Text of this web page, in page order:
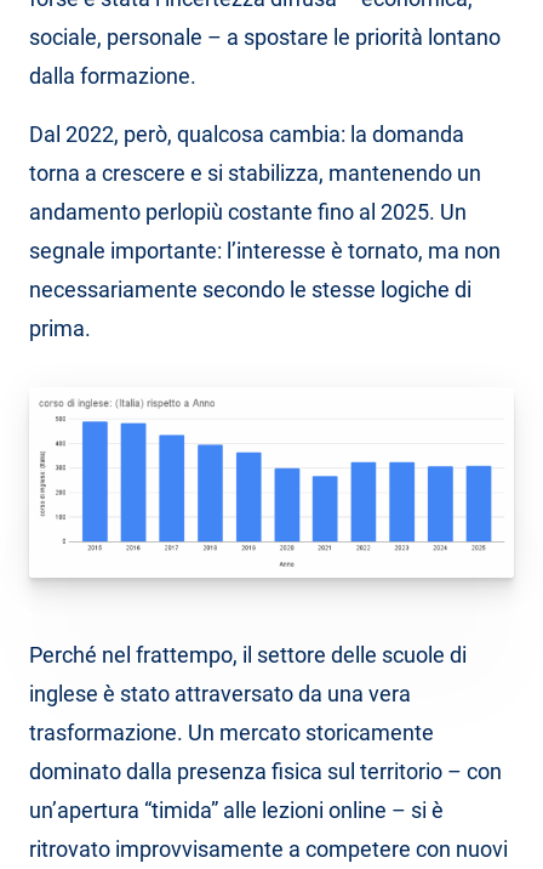
sociale, personale – a spostare le priorità lontano
dalla formazione.
Dal 2022, però, qualcosa cambia: la domanda
torna a crescere e si stabilizza, mantenendo un
andamento perlopiù costante fino al 2025. Un
segnale importante: l’interesse è tornato, ma non
necessariamente secondo le stesse logiche di
prima.
Perché nel frattempo, il settore delle scuole di
inglese è stato attraversato da una vera
trasformazione. Un mercato storicamente
dominato dalla presenza fisica sul territorio – con
un’apertura “timida” alle lezioni online – si è
ritrovato improvvisamente a competere con nuovi